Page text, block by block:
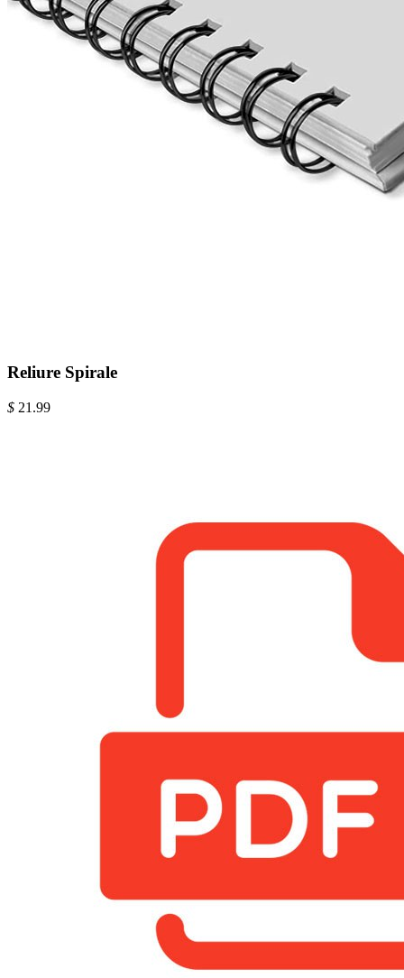
Reliure Spirale
$ 21.99